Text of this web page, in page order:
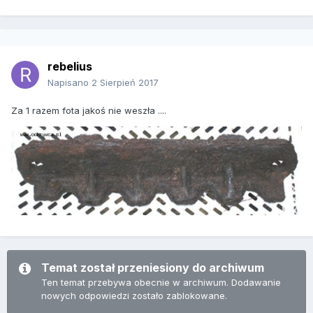
rebelius
Napisano 2 Sierpień 2017
Za 1 razem fota jakoś nie weszła ....
Temat został przeniesiony do archiwum
Ten temat przebywa obecnie w archiwum. Dodawanie
nowych odpowiedzi zostało zablokowane.